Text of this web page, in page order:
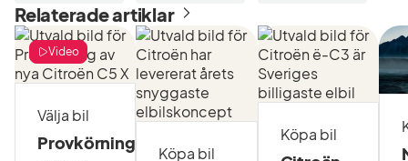
ekonomiskt att
finansiera din nya bil hos
oss. Vi erbjuder
förmånlig avbetalning
eller leasing till företag
via Santander Consumer
Relaterade artiklar
Välja bil
Provkörning
Video
Köpa bil
Köpa bil